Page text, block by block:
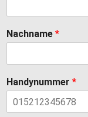
Nachname *
Handynummer *